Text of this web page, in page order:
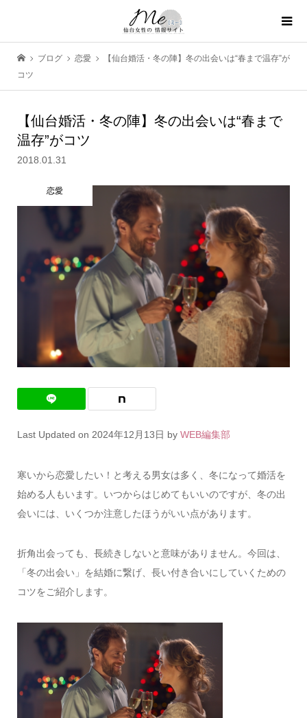
ブログ 恋愛
【仙台婚活・冬の陣】冬の出会いは“春まで温存”が
コツ
【仙台婚活・冬の陣】冬の出会いは“春まで
温存”がコツ
2018.01.31
恋愛
Last Updated on 2024年12月13日 by WEB編集部
寒いから恋愛したい！と考える男女は多く、冬になって婚活を
始める人もいます。いつからはじめてもいいのですが、冬の出
会いには、いくつか注意したほうがいい点があります。
折角出会っても、長続きしないと意味がありません。今回は、
「冬の出会い」を結婚に繋げ、長い付き合いにしていくための
コツをご紹介します。